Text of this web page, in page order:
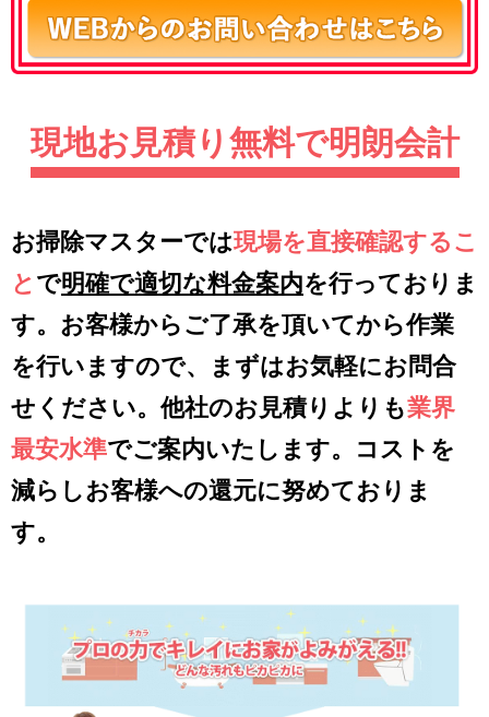
現地お見積り無料で明朗会計
お掃除マスターでは現場を直接確認するこ
と で明確で適切な料金案内を行っておりま
す。お客様からご了承を頂いてから作業
を行いますので、まずはお気軽にお問合
せください。他社のお見積りよりも業界
最安水準でご案内いたします。コストを
減らしお客様への還元に努めておりま
す。